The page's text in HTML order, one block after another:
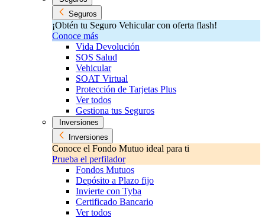
Seguros
¡Obtén tu Seguro Vehicular con oferta flash!
Conoce más
Vida Devolución
SOS Salud
Vehicular
SOAT Virtual
Protección de Tarjetas Plus
Ver todos
Gestiona tus Seguros
Inversiones
Inversiones
Conoce el Fondo Mutuo ideal para ti
Prueba el perfilador
Fondos Mutuos
Depósito a Plazo fijo
Invierte con Tyba
Certificado Bancario
Ver todos